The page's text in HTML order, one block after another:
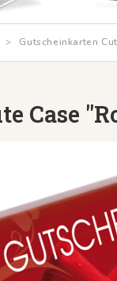
Gutscheinkarten
Case